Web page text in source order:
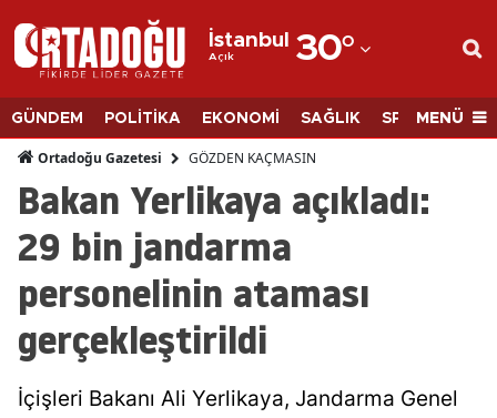
İstanbul
Açık 30°
Adana
Adıyaman
Afyonkarahisar
Ağrı
Amasya
Ankara
Antalya
Artvin
GÜNDEM POLİTİKA EKONOMİ SAĞLIK SPORMENÜ
Ortadoğu Gazetesi GÖZDEN KAÇMASIN
Bakan Yerlikaya açıkladı:
29 bin jandarma
personelinin ataması
gerçekleştirildi
İçişleri Bakanı Ali Yerlikaya, Jandarma Genel